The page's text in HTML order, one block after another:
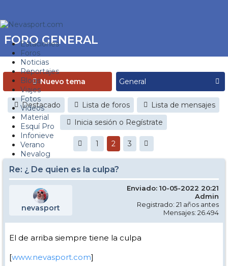
Estaciones
Foros
Noticias
Reportajes
Blogs
Viajes
Fotos
Videos
Material
Esquí Pro
Infonieve
Verano
Nevalog
FORO GENERAL
Nuevo tema
Destacado Lista de foros
Lista de mensajes
Inicia sesión o Regístrate
1 2 3
Re: ¿ De quien es la culpa?
nevasport
Enviado: 10-05-2022 20:21
Admin
Registrado: 21 años antes
Mensajes: 26.494
El de arriba siempre tiene la culpa
[www.nevasport.com]